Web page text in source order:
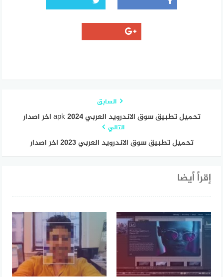
السابق
تحميل تطبيق سوق الاندرويد العربي apk 2024 اخر اصدار
التالي
تحميل تطبيق سوق الاندرويد العربي 2023 اخر اصدار
إقرأ أيضا